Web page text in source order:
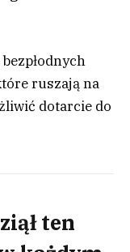
ruszają na
dotarcie do
ten